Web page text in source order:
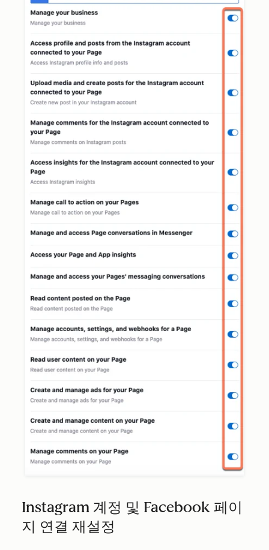
Instagram 계정 및 Facebook 페이
지 연결 재설정